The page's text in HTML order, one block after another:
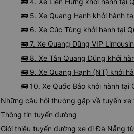
🚌 5. Xe Quang Hạnh khởi hành
🚌 6. Xe Cúc Tùng khởi hành tại
🚌 7. Xe Quang Dũng VIP
🚌 8. Xe Tân Quang Dũng khởi
🚌 9. Xe Quang Hạnh (NT) khởi
🚌 10. Xe Quốc Bảo khởi hành tại
Những câu hỏi thường gặp về tuyến
Thông tin tuyến đường
Giới thiệu tuyến đường xe đi Đà Nẵng